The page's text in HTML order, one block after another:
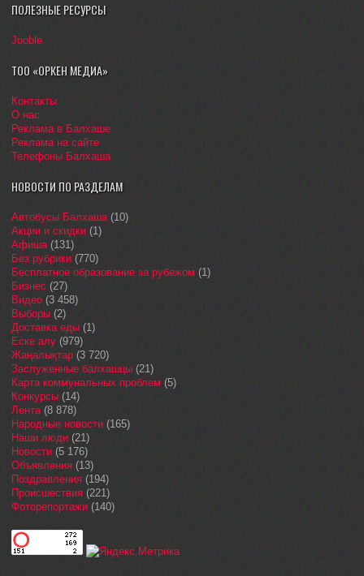
ПОЛЕЗНЫЕ РЕСУРСЫ
Jooble
ТОО «ОРКЕН МЕДИА»
Контакты
О нас
Реклама в Балхаше
Реклама на сайте
Телефоны Балхаша
НОВОСТИ ПО РАЗДЕЛАМ
Автобусы Балхаша(10)
Акции и скидки (1)
Афиша(131)
Без рубрики (770)
Бесплатное образование за рубежом (1)
Бизнес (27)
Видео (3 458)
Выборы (2)
Доставка еды (1)
Еске алу (979)
Жаңалықтар (3 720)
Заслуженные балхашцы (21)
Карта коммунальных проблем (5)
Конкурсы (14)
Лента(8 878)
Народные новости (165)
Наши люди (21)
Новости (5 176)
Объявления (13)
Поздравления (194)
Происшествия (221)
Фоторепортажи (140)